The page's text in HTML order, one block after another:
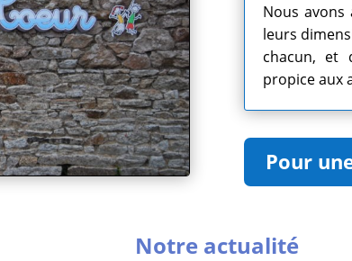
Nous
leurs
chacun, et
propice aux
Pour
Notre actualité